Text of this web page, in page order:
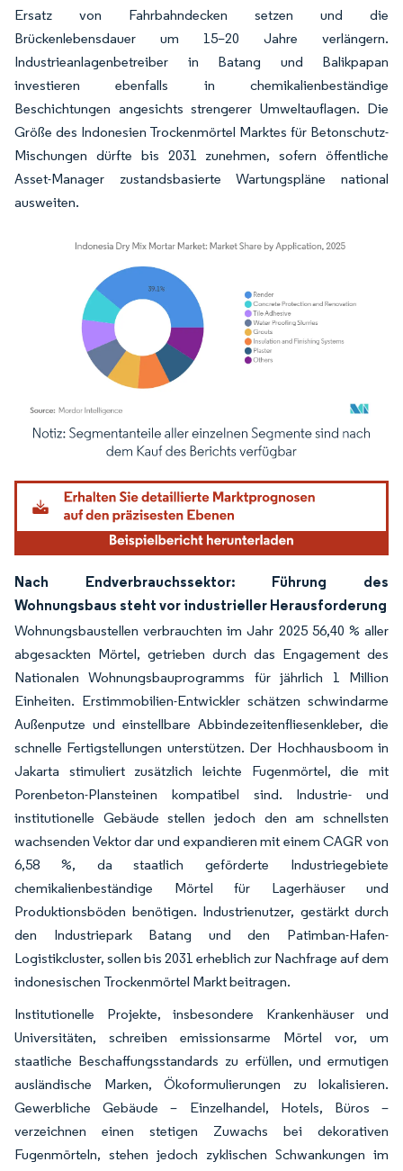
Ersatz von Fahrbahndecken setzen und die
Brückenlebensdauer um 15–20 Jahre verlängern.
Industrieanlagenbetreiber in Batang und Balikpapan
investieren ebenfalls in chemikalienbeständige
Beschichtungen angesichts strengerer Umweltauflagen. Die
Größe des Indonesien Trockenmörtel Marktes für Betonschutz-
Mischungen dürfte bis 2031 zunehmen, sofern öffentliche
Asset-Manager zustandsbasierte Wartungspläne national
ausweiten.
Bild © Mordor Intelligence. Wiederverwendung erfordert Namensnennung
Nach Endverbrauchssektor: Führung des
Wohnungsbaus steht vor industrieller Herausforderung
Wohnungsbaustellen verbrauchten im Jahr 2025 56,40 % aller
abgesackten Mörtel, getrieben durch das Engagement des
Nationalen Wohnungsbauprogramms für jährlich 1 Million
Einheiten. Erstimmobilien-Entwickler schätzen schwindarme
Außenputze und einstellbare Abbindezeitenfliesenkleber, die
schnelle Fertigstellungen unterstützen. Der Hochhausboom in
Jakarta stimuliert zusätzlich leichte Fugenmörtel, die mit
Porenbeton-Plansteinen kompatibel sind. Industrie- und
institutionelle Gebäude stellen jedoch den am schnellsten
wachsenden Vektor dar und expandieren mit einem CAGR von
6,58 %, da staatlich geförderte Industriegebiete
chemikalienbeständige Mörtel für Lagerhäuser und
Produktionsböden benötigen. Industrienutzer, gestärkt durch
den Industriepark Batang und den Patimban-Hafen-
Logistikcluster, sollen bis 2031 erheblich zur Nachfrage auf dem
indonesischen Trockenmörtel Markt beitragen.
Institutionelle Projekte, insbesondere Krankenhäuser und
Universitäten, schreiben emissionsarme Mörtel vor, um
staatliche Beschaffungsstandards zu erfüllen, und ermutigen
ausländische Marken, Ökoformulierungen zu lokalisieren.
Gewerbliche Gebäude – Einzelhandel, Hotels, Büros –
verzeichnen einen stetigen Zuwachs bei dekorativen
Fugenmörteln, stehen jedoch zyklischen Schwankungen im